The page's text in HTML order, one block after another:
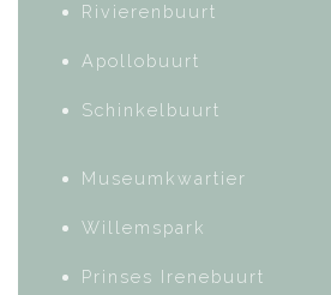
Rivierenbuurt
Apollobuurt
Schinkelbuurt
Museumkwartier
Willemspark
Prinses Irenebuurt